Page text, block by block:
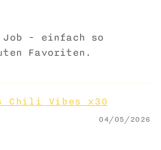
- einfach so
Favoriten.
Chili Vibes x30
04/05/2026